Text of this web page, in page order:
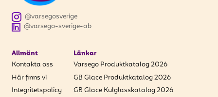
@varsego-sverige-ab
@varsegosverige
Allmänt
Kontakta oss
Här finns vi
Integritetspolicy
Länkar
Varsego Produktkatalog 2026
GB Glace Produktkatalog 2026
GB Glace Kulglasskatalog 2026